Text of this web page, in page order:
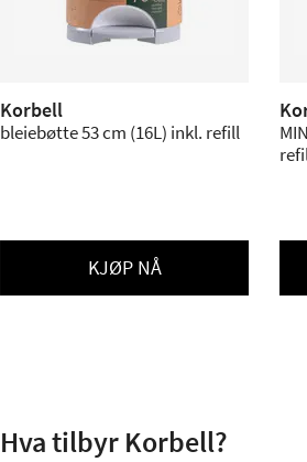
Korbell
bleiebøtte 53 cm (16L) inkl. refill
KJØP NÅ
Hva tilbyr Korbell?